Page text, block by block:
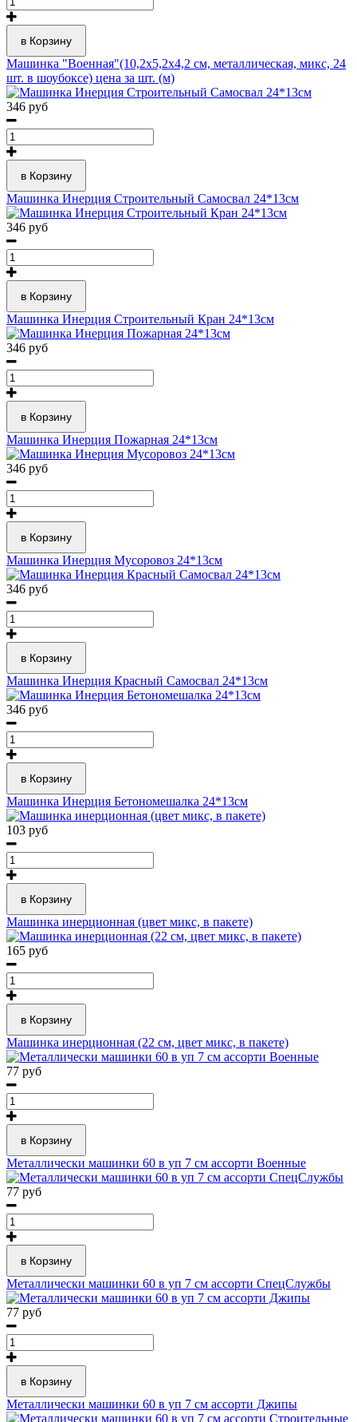
в Корзину
Машинка "Военная"(10,2х5,2х4,2 см, металлическая, микс, 24
шт. в шоубоксе) цена за шт. (м)
346 руб
в Корзину
Машинка Инерция Строительный Самосвал 24*13см
346 руб
в Корзину
Машинка Инерция Строительный Кран 24*13см
346 руб
в Корзину
Машинка Инерция Пожарная 24*13см
346 руб
в Корзину
Машинка Инерция Мусоровоз 24*13см
346 руб
в Корзину
Машинка Инерция Красный Самосвал 24*13см
346 руб
в Корзину
Машинка Инерция Бетономешалка 24*13см
103 руб
в Корзину
Машинка инерционная (цвет микс, в пакете)
165 руб
в Корзину
Машинка инерционная (22 см, цвет микс, в пакете)
77 руб
в Корзину
Металлически машинки 60 в уп 7 см ассорти Военные
77 руб
в Корзину
Металлически машинки 60 в уп 7 см ассорти СпецСлужбы
77 руб
в Корзину
Металлически машинки 60 в уп 7 см ассорти Джипы